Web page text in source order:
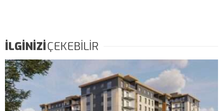
İLGİNİZİÇEKEBİLİR